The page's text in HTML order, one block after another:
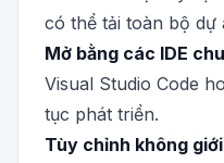
có thể tải toàn bộ dự
Mở bằng các IDE
Visual Studio Code
tục phát triển.
Tùy chỉnh không